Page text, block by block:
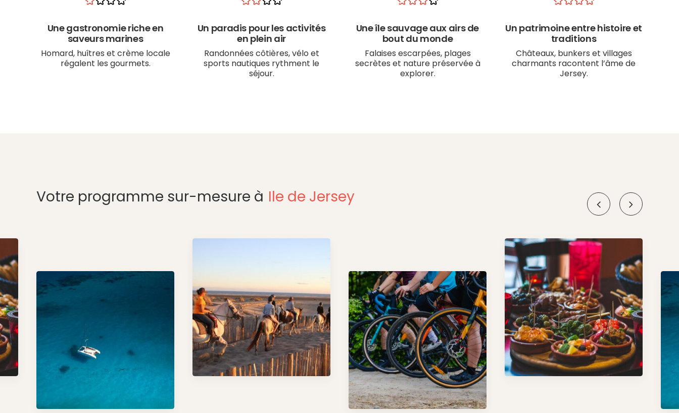
Une gastronomie riche en
saveurs marines
Homard, huîtres et crème locale
régalent les gourmets.
Un paradis pour les activités
en plein air
Randonnées côtières, vélo et
sports nautiques rythment le
séjour.
Une île sauvage aux airs de
bout du monde
Falaises escarpées, plages
secrètes et nature préservée à
explorer.
Un patrimoine entre histoire et
traditions
Châteaux, bunkers et villages
charmants racontent l’âme de
Jersey.
Votre programme sur-mesure à Ile de Jersey